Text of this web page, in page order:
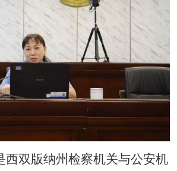
西双版纳州检察机关与公安机